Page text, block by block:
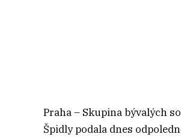
Praha – Skupina bývalých
Špidly podala dnes